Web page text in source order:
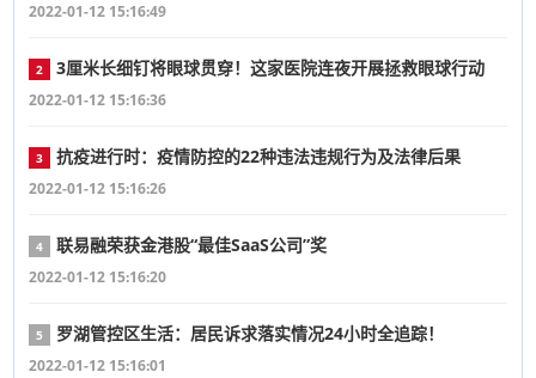
2022-01-12 15:16:49
2 3厘米长细钉将眼球贯穿！这家医院连夜开展拯救眼球行动
2022-01-12 15:16:36
3 抗疫进行时：疫情防控的22种违法违规行为及法律后果
2022-01-12 15:16:26
4 联易融荣获金港股“最佳SaaS公司”奖
2022-01-12 15:16:20
5 罗湖管控区生活：居民诉求落实情况24小时全追踪！
2022-01-12 15:16:01